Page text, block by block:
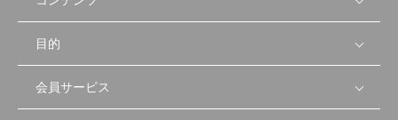
無料開業相談
セミナー情報
物件を探す
目的
店舗運営
会員サービス